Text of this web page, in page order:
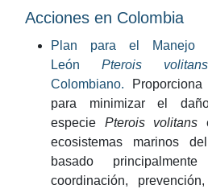
Acciones en Colombia
Plan para el Manejo
León Pterois volitans
Colombiano.
para minimizar el
especie Pterois volitans
ecosistemas marinos
basado
coordinación,